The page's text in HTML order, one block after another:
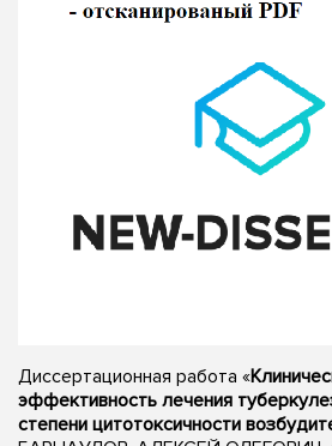
Диссертационная работа «
эффективность лечения
степени цитотоксичности